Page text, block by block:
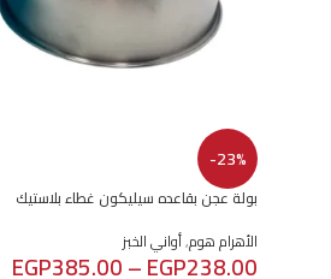
-23%
بولة عجن بقاعده سيليكون غطاء بلاستيك
الأهرام هوم,أواني الخبز
EGP238.00
–
EGP385.00